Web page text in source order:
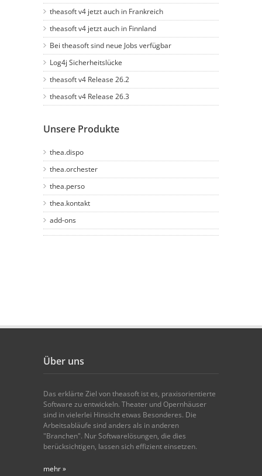
theasoft v4 jetzt auch in Frankreich
theasoft v4 jetzt auch in Finnland
Bei theasoft sind neue Jobs verfügbar
Log4j Sicherheitslücke
theasoft v4 Release 26.2
theasoft v4 Release 26.3
Unsere Produkte
thea.dispo
thea.orchester
thea.perso
thea.kontakt
add-ons
Über uns
Das erklärte Ziel von theasoft ist es, praxisorientierte
Software zu entwickeln. Theater und Opernhäuser
sind in vielerlei Hinsicht etwas Besonderes. Die
Arbeitsabläufe sind anders als in anderen
"Branchen". Nur Softwarelösungen, die dies
berücksichtigen, lassen sich effizient einsetzen.
mehr »